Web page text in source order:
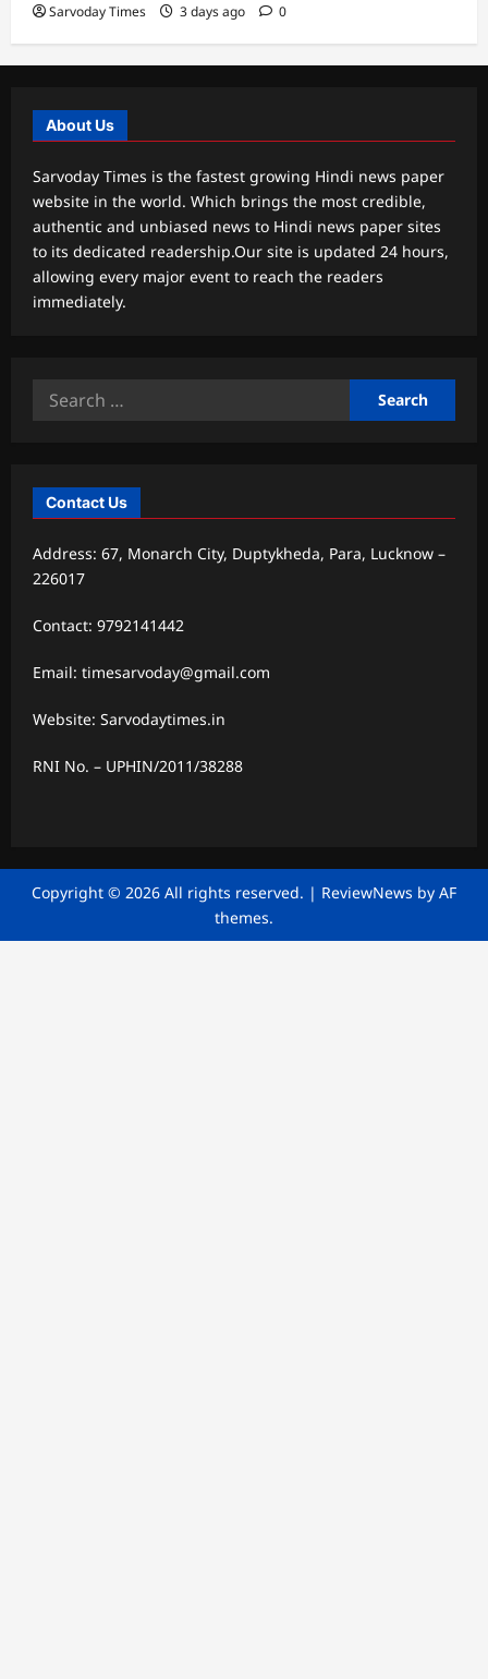
Sarvoday Times 3 days ago 0
About Us
Sarvoday Times is the fastest growing Hindi news paper
website in the world. Which brings the most credible,
authentic and unbiased news to Hindi news paper sites
to its dedicated readership.Our site is updated 24 hours,
allowing every major event to reach the readers
immediately.
Search
Contact Us
Address: 67, Monarch City, Duptykheda, Para, Lucknow –
226017
Contact: 9792141442
Email: timesarvoday@gmail.com
Website: Sarvodaytimes.in
RNI No. – UPHIN/2011/38288
Copyright © 2026 All rights reserved. | ReviewNews by AF
themes.